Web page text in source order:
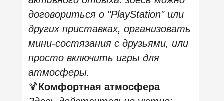
💰 Стоимость
Средний чек выше среднего по
обычным кальянным, особенно
если бронировать ВИП‑комнаты с
приставками — ставка может
достигать 3000–4500 ₽/час.
🕐 VIP‑зоны лучше бронировать
заранее
Игровые приставки и лучшие
места находятся в